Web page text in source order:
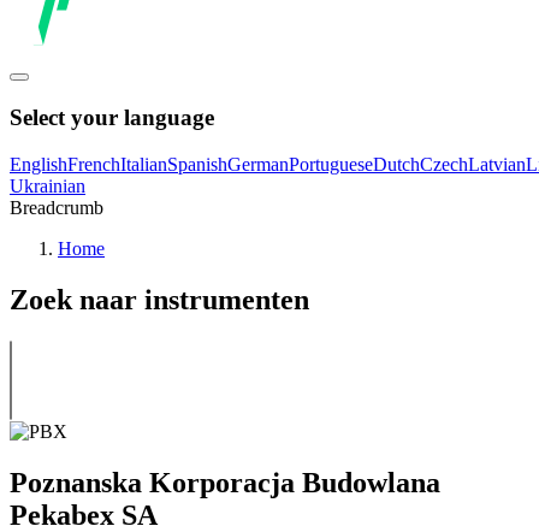
Select your language
EnglishFrenchItalianSpanishGermanPortugueseDutchCzechLatvian
Ukrainian
Breadcrumb
Home
Zoek naar instrumenten
Poznanska Korporacja Budowlana
Pekabex SA